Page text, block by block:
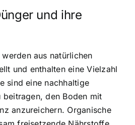
und ihre
aus natürlichen
und enthalten eine Vielzahl
sind eine nachhaltige
den Boden mit
anzureichern. Organische